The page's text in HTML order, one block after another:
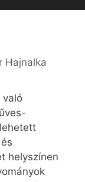
Hajnalka
való
helyszínen